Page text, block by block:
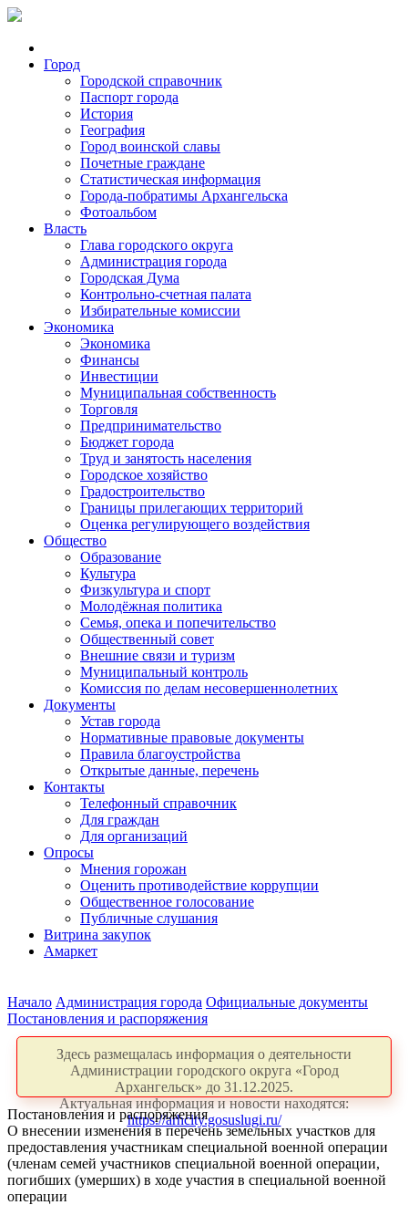
Город
Городской справочник
Паспорт города
История
География
Город воинской славы
Почетные граждане
Статистическая информация
Города-побратимы Архангельска
Фотоальбом
Власть
Глава городского округа
Администрация города
Городская Дума
Контрольно-счетная палата
Избирательные комиссии
Экономика
Экономика
Финансы
Инвестиции
Муниципальная собственность
Торговля
Предпринимательство
Бюджет города
Труд и занятость населения
Городское хозяйство
Градостроительство
Границы прилегающих территорий
Оценка регулирующего воздействия
Общество
Образование
Культура
Физкультура и спорт
Молодёжная политика
Семья, опека и попечительство
Общественный совет
Внешние связи и туризм
Муниципальный контроль
Комиссия по делам несовершеннолетних
Документы
Устав города
Нормативные правовые документы
Правила благоустройства
Открытые данные, перечень
Контакты
Телефонный справочник
Для граждан
Для организаций
Опросы
Мнения горожан
Оценить противодействие коррупции
Общественное голосование
Публичные слушания
Витрина закупок
Амаркет
Начало Администрация города Официальные документы
Постановления и распоряжения
Здесь размещалась информация о деятельности
Администрации городского округа «Город
Архангельск» до 31.12.2025.
Актуальная информация и новости находятся:
https://arhcity.gosuslugi.ru/
Постановления и распоряжения
О внесении изменения в перечень земельных участков для
предоставления участникам специальной военной операции
(членам семей участников специальной военной операции,
погибших (умерших) в ходе участия в специальной военной
операции